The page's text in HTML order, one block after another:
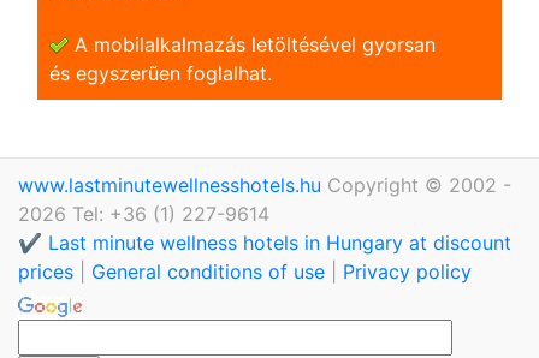
A mobilalkalmazás letöltésével gyorsan
és egyszerũen foglalhat.
www.lastminutewellnesshotels.hu Copyright © 2002 -
2026 Tel: +36 (1) 227-9614
✔️ Last minute wellness hotels in Hungary at discount
prices
General conditions of use Privacy policy